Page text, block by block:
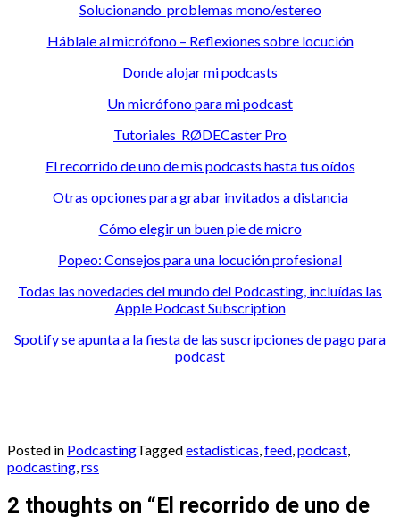
Solucionando problemas mono/estereo
Háblale al micrófono – Reflexiones sobre locución
Donde alojar mi podcasts
Un micrófono para mi podcast
Tutoriales RØDECaster Pro
El recorrido de uno de mis podcasts hasta tus oídos
Otras opciones para grabar invitados a distancia
Cómo elegir un buen pie de micro
Popeo: Consejos para una locución profesional
Todas las novedades del mundo del Podcasting, incluídas las
Apple Podcast Subscription
Spotify se apunta a la fiesta de las suscripciones de pago para
podcast
Posted in PodcastingTaggedestadísticas,feed,podcast,
podcasting,rss
2 thoughts on “El recorrido de uno de